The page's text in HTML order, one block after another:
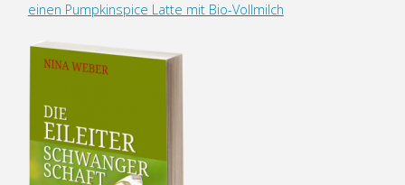
einen Pumpkinspice Latte mit Bio-Vollmilch